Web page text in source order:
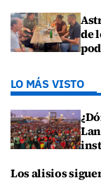
de
LO MÁS VISTO
Los alisios